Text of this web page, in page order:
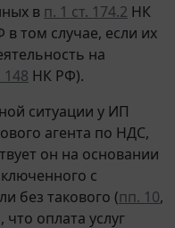
в п. 1 ст. 174.2 НК
том случае, если их
на
148 НК РФ).
ситуации у ИП
агента по НДС,
он на основании
с
без такового (пп. 10,
оплата услуг